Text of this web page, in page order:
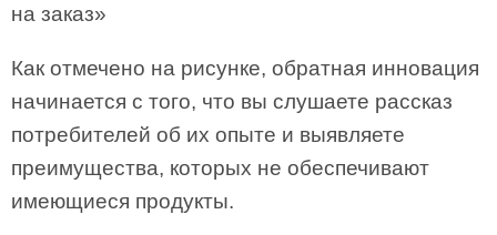
на заказ»
Как отмечено на рисунке, обратная инновация
начинается с того, что вы слушаете рассказ
потребителей об их опыте и выявляете
преимущества, которых не обеспечивают
имеющиеся продукты.